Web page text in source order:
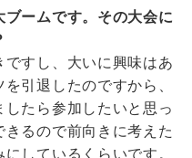
ームです。その大会に
すし、大いに興味はあ
引退したのですから、
たら参加したいと思っ
るので前向きに考えた
しているくらいです。